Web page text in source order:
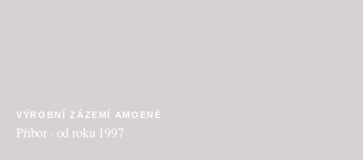
VÝROBNÍ ZÁZEMÍ AMOENÉ
Příbor · od roku 1997